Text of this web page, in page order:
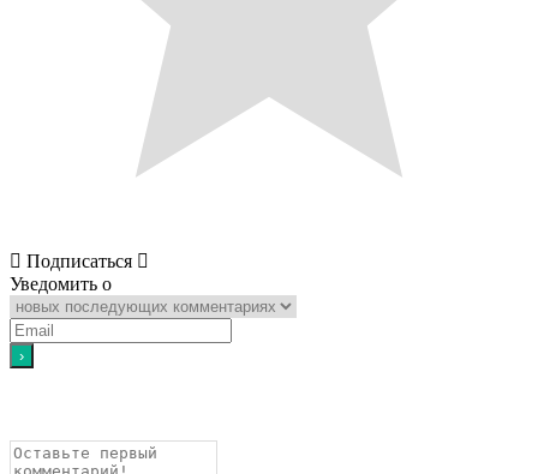
Подписаться
Уведомить о